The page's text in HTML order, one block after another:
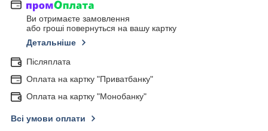
Ви отримаєте замовлення
або гроші повернуться на вашу картку
Детальніше
Післяплата
Оплата на картку "Приватбанку"
Оплата на картку "Монобанку"
Всі умови оплати